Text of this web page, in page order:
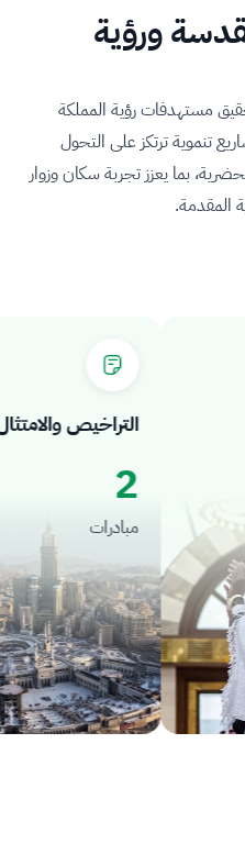
ورؤية
مستهدفات رؤية المملكة
تنموية ترتكز على التحول
بما يعزز تجربة سكان وزوار
المقدمة.
التراخيص والامتثال
2
مبادرات